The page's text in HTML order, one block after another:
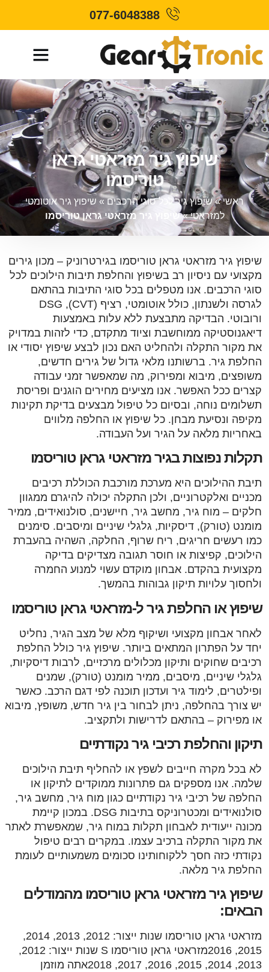
077-6048388
שיפוץ גיר מזראטי גראן
טוריסמו
ראשי»שיפוץ גיר לכל סוגי הרכבים» שיפוץ גיר אוטומטי
למזראטי»שיפוץ גיר מזראטי גראן טוריסמו
שיפוץ גיר מזראטי גראן טוריסמו בגירטרוניק – מכון גירים
מקצועי עם ניסיון רב בשיפוץ והחלפת תיבות הילוכים לכל
סוגי הרכבים. אנו מטפלים בכל סוגי התיבות בהתאם
לגרסה ולשנתון, כולל אוטומטי, רציף (CVT), DSG
ורובוטי. הבדיקה מתבצעת ללא עלות באמצעות
דיאגנוסטיקה ממוחשבת וציוד מתקדם, כדי לזהות במדויק
את מקור התקלה ולהחליט האם נכון לבצע שיפוץ יסודי או
החלפת גיר. ברשותנו מלאי גדול של גירים חדשים,
משופצים, מיבוא ומפירוק, מה שמאפשר זמני עבודה
קצרים ככל האפשר. אנו מציעים מחירים הוגנים ופריסת
תשלומים נוחה, ובסיום כל טיפול מבצעים בדיקת תקינות
מקיפה ונסיעת מבחן. כל שיפוץ או החלפה מלווים
באחריות מלאה על הגיר ועל העבודה.
תקלות נפוצות בגיר מזראטי גראן טוריסמו
תיבת ההילוכים היא מערכת מורכבת הכוללת רכיבים
מכניים ואלקטרוניים, ולכן התקלה יכולה להיגרם ממגוון
חלקים – מוח גיר, מחשב גיר, חיישנים, סולנואידים, ממיר
מומנט (טורק), דיסקיות, גלגלי שיניים ומיסבים. סימנים
כמו רעשים חריגים, ריח שרוף, החלקה, השהיה בהעברת
הילוכים, קפיצות או חוסר תגובה מצדיקים בדיקה
מקצועית בהקדם. אבחון מוקדם עשוי למנוע החמרה
ולחסוך עלויות תיקון גבוהות בהמשך.
שיפוץ או החלפת גיר ל-מזראטי גראן טוריסמו
לאחר אבחון מקצועי ושיקוף מלא של מצב הגיר, נחליט
יחד על הפתרון המתאים ביותר. שיפוץ גיר כולל החלפת
רכיבים שחוקים ותיקון מכלולים מרכזיים, לרבות דיסקיות,
גלגלי שיניים, מיסבים, ממיר מומנט (טורק), שמנים
ופילטרים, לימוד גיר ועדכון תוכנה לפי דגם הרכב. כאשר
יש צורך בהחלפה, ניתן לבחור בין גיר חדש, משופץ, מיבוא
או מפירוק – בהתאם לדרישות ולתקציב.
תיקון והחלפת רכיבי גיר נקודתיים
לא בכל מקרה חייבים לשפץ או להחליף תיבת הילוכים
שלמה. אנו מספקים גם פתרונות ממוקדים לתיקון או
החלפה של רכיבי גיר נקודתיים כגון מוח גיר, מחשב גיר,
סולנואידים ומכטרוניקס בתיבות DSG. במכון קיימת
מכונה ייעודית לאבחון תקלות במוח גיר, שמאפשרת לאתר
את מקור התקלה ברכיב עצמו. במקרים רבים טיפול
נקודתי כזה חסך ללקוחותינו סכומים משמעותיים לעומת
החלפת גיר מלאה.
שיפוץ גיר מזראטי גראן טוריסמו מהמודלים
הבאים:
מזראטי גראן טוריסמו שנות ייצור: 2012, 2013, 2014,
2015, 2016מזראטי גראן טוריסמו S שנות ייצור: 2012,
2013, 2014, 2015, 2016, 2017, 2018אתה מוזמן